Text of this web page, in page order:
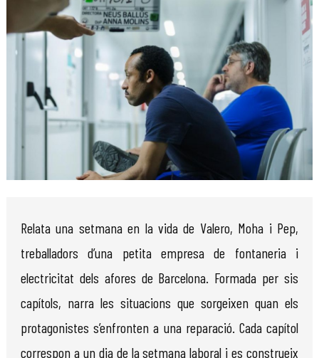
Relata una setmana en la vida de Valero, Moha i Pep,
treballadors d’una petita empresa de fontaneria i
electricitat dels afores de Barcelona. Formada per sis
capítols, narra les situacions que sorgeixen quan els
protagonistes s’enfronten a una reparació. Cada capítol
correspon a un dia de la setmana laboral i es construeix